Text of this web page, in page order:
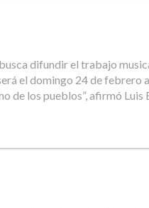
difundir el trabajo
el domingo 24 de febrero
de los pueblos”, afirmó